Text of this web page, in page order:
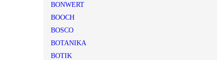
BONWERT
BOOCH
BOSCO
BOTANIKA
BOTIK